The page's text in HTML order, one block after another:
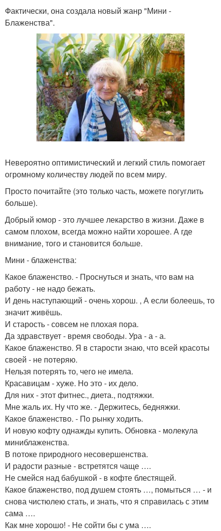
Фактически, она создала новый жанр "Мини -
Блаженства".
Невероятно оптимистический и легкий стиль помогает
огромному количеству людей по всем миру.
Просто почитайте (это только часть, можете погуглить
больше).
Добрый юмор - это лучшее лекарство в жизни. Даже в
самом плохом, всегда можно найти хорошее. А где
внимание, того и становится больше.
Мини - блаженства:
Какое блаженство. - Проснуться и знать, что вам на
работу - не надо бежать.
И день наступающий - очень хорош. , А если болеешь, то
значит живёшь.
И старость - совсем не плохая пора.
Да здравствует - время свободы. Ура - а - а.
Какое блаженство. Я в старости знаю, что всей красоты
своей - не потеряю.
Нельзя потерять то, чего не имела.
Красавицам - хуже. Но это - их дело.
Для них - этот фитнес., диета., подтяжки.
Мне жаль их. Ну что же. - Держитесь, бедняжки.
Какое блаженство. - По рынку ходить.
И новую кофту однажды купить. Обновка - молекула
миниблаженства.
В потоке природного несовершенства.
И радости разные - встретятся чаще ….
Не смейся над бабушкой - в кофте блестящей.
Какое блаженство, под душем стоять …, помыться … - и
снова чистюлею стать, и знать, что я справилась с этим
сама ….
Как мне хорошо! - Не сойти бы с ума ….